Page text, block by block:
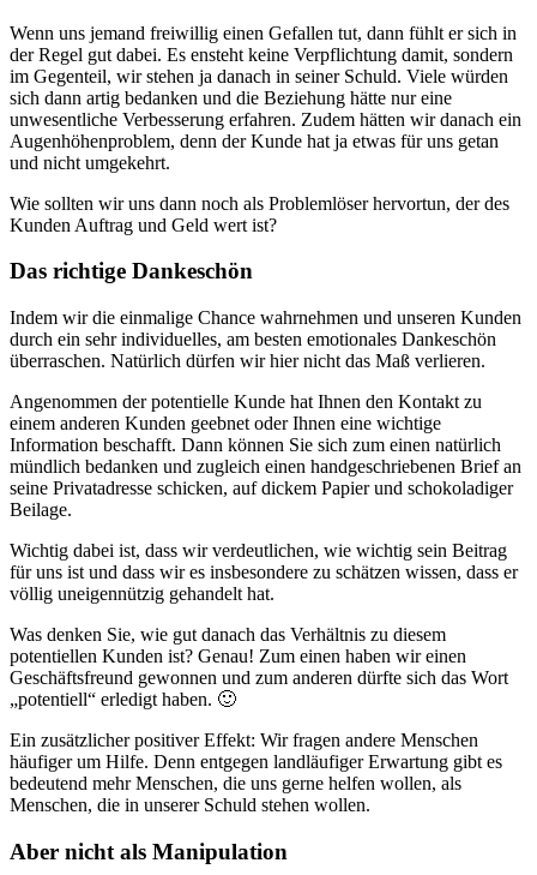
Wenn uns jemand freiwillig einen Gefallen tut, dann fühlt er sich in
der Regel gut dabei. Es ensteht keine Verpflichtung damit, sondern
im Gegenteil, wir stehen ja danach in seiner Schuld. Viele würden
sich dann artig bedanken und die Beziehung hätte nur eine
unwesentliche Verbesserung erfahren. Zudem hätten wir danach ein
Augenhöhenproblem, denn der Kunde hat ja etwas für uns getan
und nicht umgekehrt.
Wie sollten wir uns dann noch als Problemlöser hervortun, der des
Kunden Auftrag und Geld wert ist?
Das richtige Dankeschön
Indem wir die einmalige Chance wahrnehmen und unseren Kunden
durch ein sehr individuelles, am besten emotionales Dankeschön
überraschen. Natürlich dürfen wir hier nicht das Maß verlieren.
Angenommen der potentielle Kunde hat Ihnen den Kontakt zu
einem anderen Kunden geebnet oder Ihnen eine wichtige
Information beschafft. Dann können Sie sich zum einen natürlich
mündlich bedanken und zugleich einen handgeschriebenen Brief an
seine Privatadresse schicken, auf dickem Papier und schokoladiger
Beilage.
Wichtig dabei ist, dass wir verdeutlichen, wie wichtig sein Beitrag
für uns ist und dass wir es insbesondere zu schätzen wissen, dass er
völlig uneigennützig gehandelt hat.
Was denken Sie, wie gut danach das Verhältnis zu diesem
potentiellen Kunden ist? Genau! Zum einen haben wir einen
Geschäftsfreund gewonnen und zum anderen dürfte sich das Wort
„potentiell“ erledigt haben. 🙂
Ein zusätzlicher positiver Effekt: Wir fragen andere Menschen
häufiger um Hilfe. Denn entgegen landläufiger Erwartung gibt es
bedeutend mehr Menschen, die uns gerne helfen wollen, als
Menschen, die in unserer Schuld stehen wollen.
Aber nicht als Manipulation